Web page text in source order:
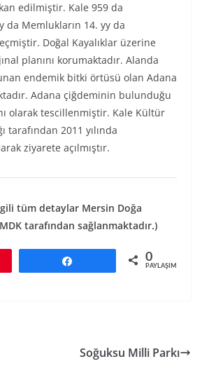
edilmiştir. Kale 959 da
da Memlukların 14. yy da
Doğal Kayalıklar üzerine
planını korumaktadır. Alanda
endemik bitki örtüsü olan Adana
Adana çiğdeminin bulunduğu
olarak tescillenmiştir. Kale Kültür
tarafından 2011 yılında
ziyarete açılmıştır.
tüm detaylar Mersin Doğa
tarafından sağlanmaktadır.)
0
PAYLAŞIMLAR
Soğuksu Milli Parkı